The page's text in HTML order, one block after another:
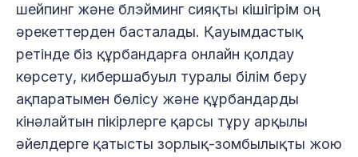
шейпинг және блэйминг сияқты кішігірім оң
әрекеттерден басталады. Қауымдастық
ретінде біз құрбандарға онлайн қолдау
көрсету, кибершабуыл туралы білім беру
ақпаратымен бөлісу және құрбандарды
кінәлайтын пікірлерге қарсы тұру арқылы
әйелдерге қатысты зорлық-зомбылықты жою